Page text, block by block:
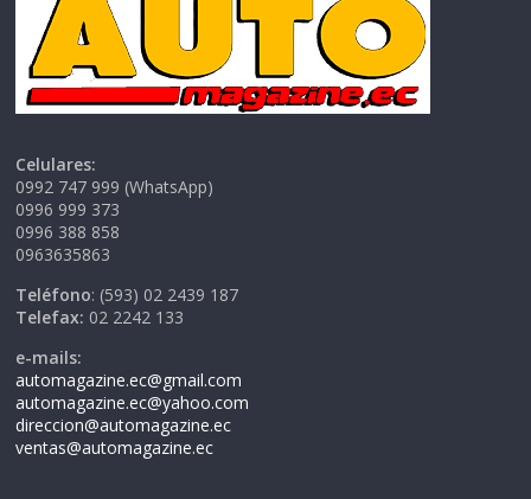
Celulares:
0992 747 999 (WhatsApp)
0996 999 373
0996 388 858
0963635863
Teléfono: (593) 02 2439 187
Telefax: 02 2242 133
e-mails:
automagazine.ec@gmail.com
automagazine.ec@yahoo.com
direccion@automagazine.ec
ventas@automagazine.ec